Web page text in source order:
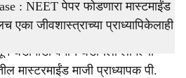
P V Kulkarni and Prof. Manisha Mandhare
: NEET पेपरफुटीप्रकरणी आता
वेगानं घडायला लागल्या
मास्टरमाईंड माजी प्राध्यापक पी.